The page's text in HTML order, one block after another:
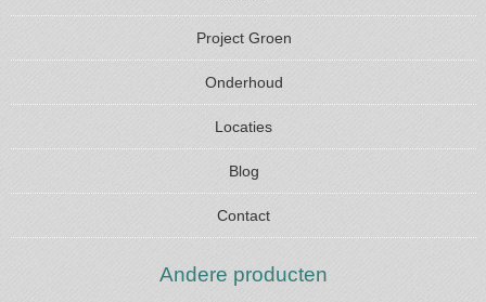
Project Groen
Onderhoud
Locaties
Blog
Contact
Andere producten